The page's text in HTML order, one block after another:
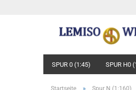
SPUR 0 (1:45) SPUR H0
Startseite » Spur N (1:160)